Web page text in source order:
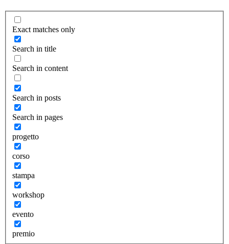
Exact matches only
Search in title
Search in content
Search in posts
Search in pages
progetto
corso
stampa
workshop
evento
premio